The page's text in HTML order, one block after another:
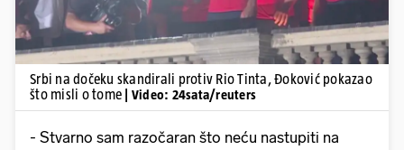
Srbi na dočeku skandirali protiv Rio Tinta, Đoković pokazao
što misli o tome
| Video: 24sata/reuters
- Stvarno sam razočaran što neću nastupiti na